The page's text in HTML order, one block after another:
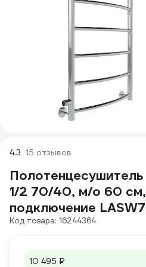
4.3 15 отзывов
Полотенцесушитель
1/2 70/40, м/о 60
подключение
Код товара: 16244364
10 495 ₽